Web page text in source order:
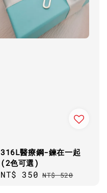
316L醫療鋼-鍊在一起
(2色可選)
Sale
NT$ 350 Regular
NT$ 520